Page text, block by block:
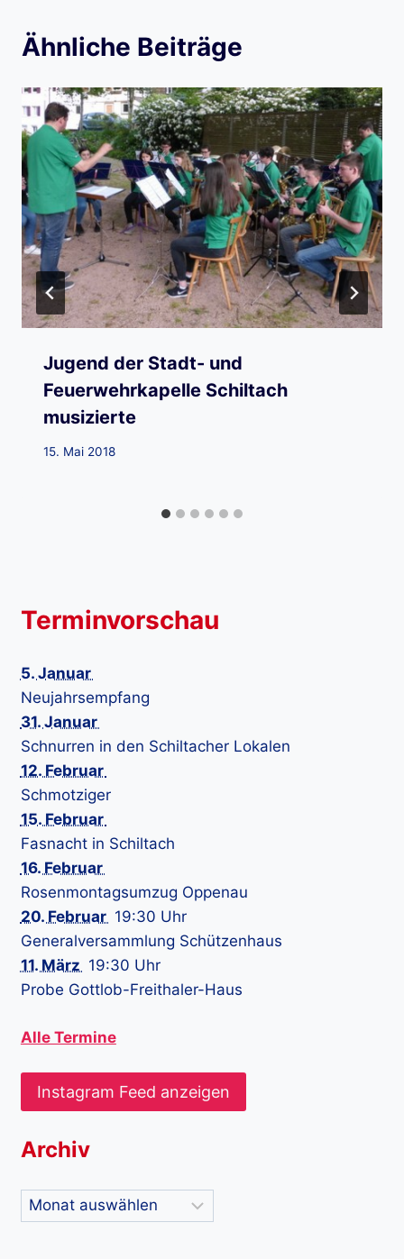
Ähnliche Beiträge
Jugend der Stadt- und
Feuerwehrkapelle Schiltach
musizierte
15. Mai 2018
Terminvorschau
5. Januar
Neujahrsempfang
31. Januar
Schnurren in den Schiltacher Lokalen
12. Februar
Schmotziger
15. Februar
Fasnacht in Schiltach
16. Februar
Rosenmontagsumzug Oppenau
20. Februar 19:30 Uhr
Generalversammlung Schützenhaus
11. März 19:30 Uhr
Probe Gottlob-Freithaler-Haus
Alle Termine
Instagram Feed anzeigen
Archiv
Archiv